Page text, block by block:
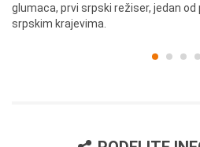
glumaca, prvi srpski režiser, jedan
srpskim krajevima.